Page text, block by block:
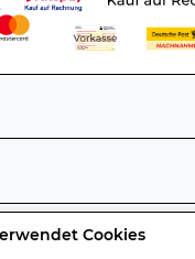
Cookies